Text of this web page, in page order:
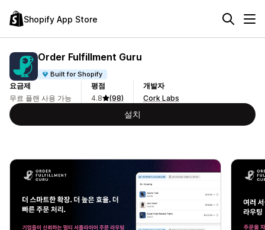
Shopify App Store
Order Fulfillment Guru
Built for Shopify
요금제
무료 플랜 사용 가능
평점
4.8
(98)
개발자
Cork Labs
설치